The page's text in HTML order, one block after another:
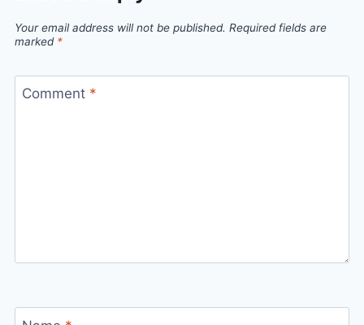
Your email address will not be published. Required fields are
marked *
Comment *